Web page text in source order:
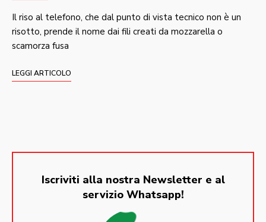
Il riso al telefono, che dal punto di vista tecnico non è un
risotto, prende il nome dai fili creati da mozzarella o
scamorza fusa
LEGGI ARTICOLO
Iscriviti alla nostra Newsletter e al
servizio Whatsapp!